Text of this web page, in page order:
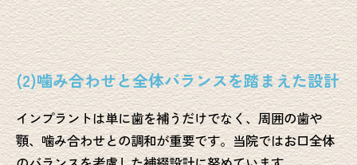
(2)噛み合わせと全体バランスを踏まえた設計
インプラントは単に歯を補うだけでなく、周囲の歯や
顎、噛み合わせとの調和が重要です。当院ではお口全体